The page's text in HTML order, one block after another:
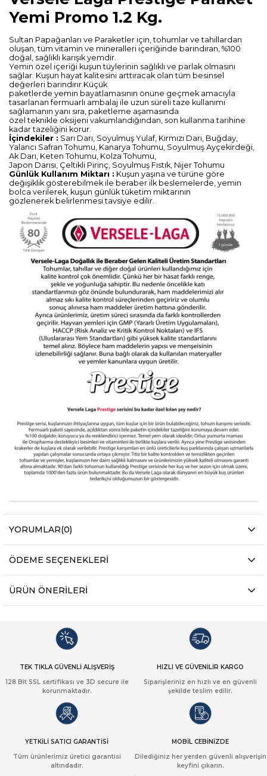
Yemi Promo 1.2 Kg.
Sultan Papağanları ve Paraketler için, tohumlar ve tahıllardan
oluşan, tüm vitamin ve mineralleri içeriğinde barındıran, %100
doğal, sağlıklı karışık yemdir.
Yemin özel içeriği kuşun tüylerinin sağlıklı ve parlak olmasını
sağlar. Kuşun hayat kalitesini arttıracak olan tüm besinsel
değerleri barındırır.Küçük
paketlerde yemin bayatlamasının önüne geçmek amacıyla
tasarlanan fermuarlı ambalaj ile uzun süreli taze kullanımı
sağlamanın yanı sıra, paketleme aşamasında
özel teknikle oksijeni vakumlandığından, son kullanma tarihine
kadar tazeliğini korur.
İçindekiler : Sarı Darı, Soyulmuş Yulaf, Kırmızı Darı, Buğday,
Yalancı Safran Tohumu, Kanarya Tohumu, Soyulmuş Ayçekirdeği,
Ak Darı, Keten Tohumu, Kolza Tohumu,
Japon Darısı, Çeltikli Pirinç, Soyulmuş Fıstık, Nijer Tohumu
Günlük Kullanım Miktarı : Kuşun yaşına ve türüne göre
değişiklik gösterebilmek ile beraber ilk beslemelerde, yemin
bolca verilerek, kuşun günlük tüketim miktarının
gözlenerek belirlenmesi tavsiye edilir.
YORUMLAR(0)
ÖDEME SEÇENEKLERI
ÜRÜN ÖNERILERI
TEK TIKLA GÜVENLİ ALIŞVERİŞ
128 Bit SSL sertifikası ve 3D secure ile
korunmaktadır.
HIZLI VE GÜVENİLİR KARGO
Siparişleriniz en hızlı ve en güvenli
şekilde teslim edilir.
YETKİLİ SATICI GARANTİSİ
Tüm ürünlerimiz üretici garantisi
altındadır.
MOBİL CEBİNİZDE
Dilediğiniz her yerden güvenli alışverişin
keyfini çıkarın.